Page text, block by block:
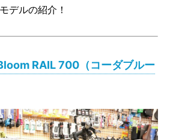
デルの紹介！
RAIL 700（コーダブルー